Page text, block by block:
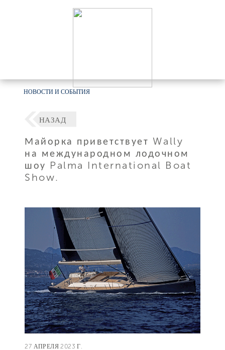
НОВОСТИ И СОБЫТИЯ
НАЗАД
Майорка приветствует Wally
на международном лодочном
шоу Palma International Boat
Show.
27 АПРЕЛЯ 2023 Г.